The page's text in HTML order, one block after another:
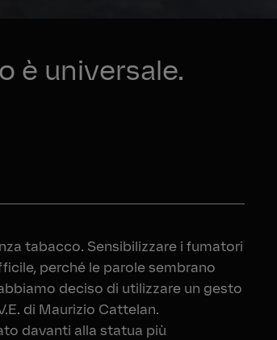
è universale.
tabacco. Sensibilizzare i fumatori
perché le parole sembrano
deciso di utilizzare un gesto
di Maurizio Cattelan.
davanti alla statua più